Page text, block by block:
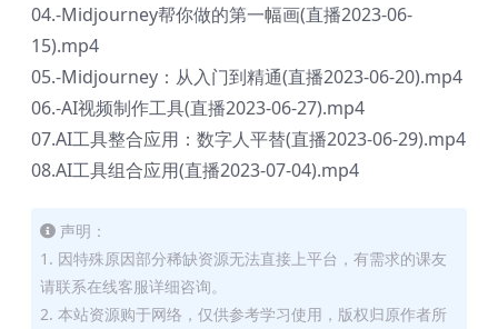
04.-Midjourney帮你做的第一幅画(直播2023-06-
15).mp4
05.-Midjourney：从入门到精通(直播2023-06-20).mp4
06.-AI视频制作工具(直播2023-06-27).mp4
07.AI工具整合应用：数字人平替(直播2023-06-29).mp4
08.AI工具组合应用(直播2023-07-04).mp4
声明：
1. 因特殊原因部分稀缺资源无法直接上平台，有需求的课友
请联系在线客服详细咨询。
2. 本站资源购于网络，仅供参考学习使用，版权归原作者所